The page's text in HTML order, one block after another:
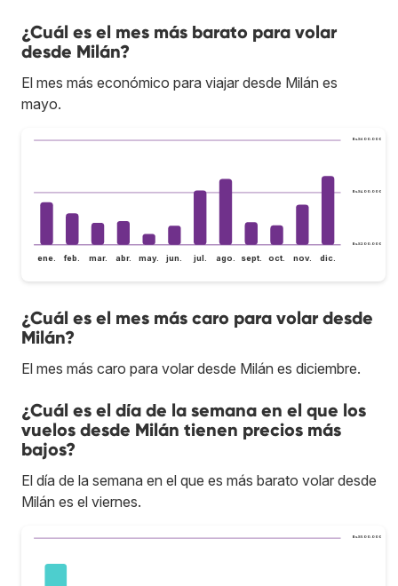
¿Cuál es el mes más barato para volar
desde Milán?
El mes más económico para viajar desde Milán es
mayo.
Bs.S200.000
Bs.S400.000
Bs.S600.000
ene. feb. mar. abr. may. jun. jul. ago. sept. oct. nov. dic.
¿Cuál es el mes más caro para volar desde
Milán?
El mes más caro para volar desde Milán es diciembre.
¿Cuál es el día de la semana en el que los
vuelos desde Milán tienen precios más
bajos?
El día de la semana en el que es más barato volar desde
Milán es el viernes.
Bs.S500.000